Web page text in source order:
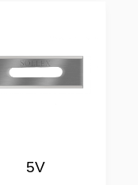
5V